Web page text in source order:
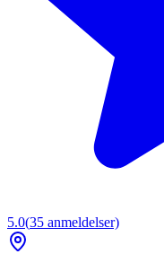
5.0(35 anmeldelser)